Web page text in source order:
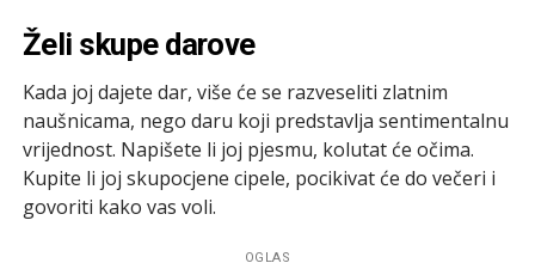
Želi skupe darove
Kada joj dajete dar, više će se razveseliti zlatnim
naušnicama, nego daru koji predstavlja sentimentalnu
vrijednost. Napišete li joj pjesmu, kolutat će očima.
Kupite li joj skupocjene cipele, pocikivat će do večeri i
govoriti kako vas voli.
OGLAS